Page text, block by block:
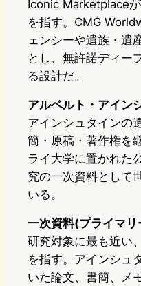
Iconic Marketplace
を指す。CMG
ェンシーや遺族・遺
とし、無許諾ディー
る設計だ。
アルベルト・アイン
アインシュタインの
簡・原稿・著作権を
ライ大学に置かれた
究の一次資料として
いる。
一次資料(プライマリ
研究対象に最も近い
を指す。アインシュ
いた論文、書簡、メ